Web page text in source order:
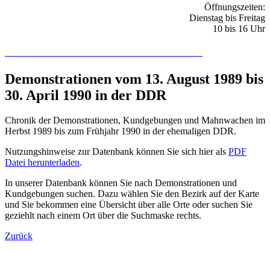
Öffnungszeiten:
Dienstag bis Freitag
10 bis 16 Uhr
Demonstrationen vom 13. August 1989 bis
30. April 1990 in der DDR
Chronik der Demonstrationen, Kundgebungen und Mahnwachen im
Herbst 1989 bis zum Frühjahr 1990 in der ehemaligen DDR.
Nutzungshinweise zur Datenbank können Sie sich hier als PDF
Datei herunterladen.
In unserer Datenbank können Sie nach Demonstrationen und
Kundgebungen suchen. Dazu wählen Sie den Bezirk auf der Karte
und Sie bekommen eine Übersicht über alle Orte oder suchen Sie
geziehlt nach einem Ort über die Suchmaske rechts.
Zurück